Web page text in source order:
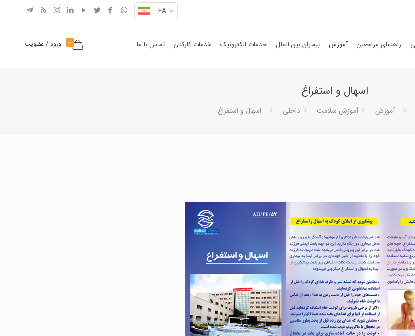
FA
راهنمای مراجعین آموزش بیماران بین الملل خدمات الکترونیک خدمات کارکنان تماس با ما 0 ورود / عضویت
اسهال و استفراغ
آموزش آموزش سلامت داخلی اسهال و استفراغ